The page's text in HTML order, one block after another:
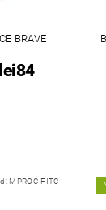
BRAVE
lei84
MPROC FITC